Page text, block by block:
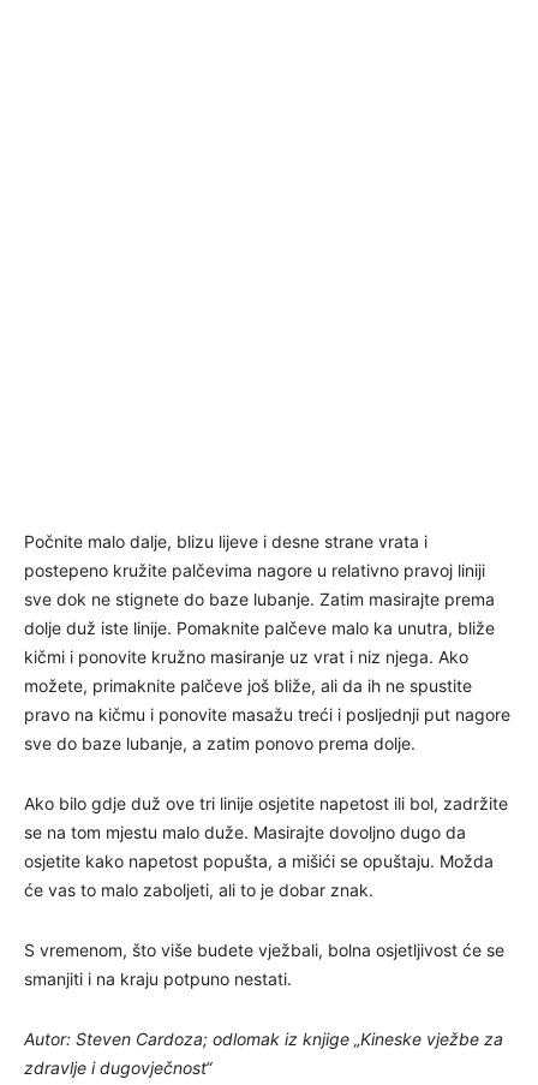
Počnite malo dalje, blizu lijeve i desne strane vrata i
postepeno kružite palčevima nagore u relativno pravoj liniji
sve dok ne stignete do baze lubanje. Zatim masirajte prema
dolje duž iste linije. Pomaknite palčeve malo ka unutra, bliže
kičmi i ponovite kružno masiranje uz vrat i niz njega. Ako
možete, primaknite palčeve još bliže, ali da ih ne spustite
pravo na kičmu i ponovite masažu treći i posljednji put nagore
sve do baze lubanje, a zatim ponovo prema dolje.
Ako bilo gdje duž ove tri linije osjetite napetost ili bol, zadržite
se na tom mjestu malo duže. Masirajte dovoljno dugo da
osjetite kako napetost popušta, a mišići se opuštaju. Možda
će vas to malo zaboljeti, ali to je dobar znak.
S vremenom, što više budete vježbali, bolna osjetljivost će se
smanjiti i na kraju potpuno nestati.
Autor: Steven Cardoza; odlomak iz knjige „Kineske vježbe za
zdravlje i dugovječnost“